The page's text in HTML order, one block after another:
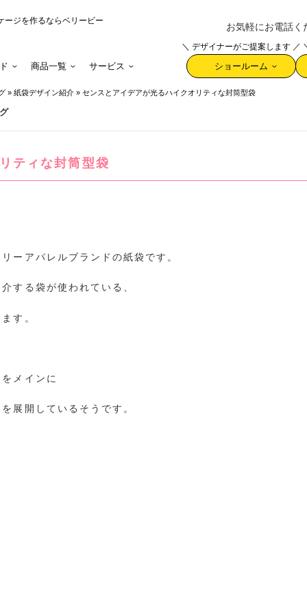
ージを作るならベリービー
お気軽にお電話
商品一覧 サービス
＼ デザイナーがご提案します ／
ショールーム
» 紙袋デザイン紹介 » センスとアイデアが光るハイクオリティな封筒型袋
ティな封筒型袋
ーアパレルブランドの紙袋です。
する袋が使われている、
す。
メインに
展開しているそうです。